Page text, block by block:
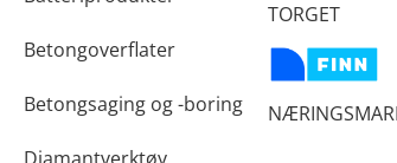
Betongoverflater
Betongsaging og -boring
TORGET